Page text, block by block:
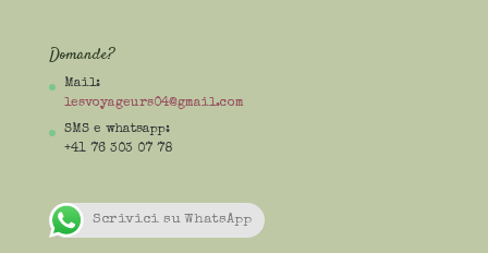
Domande?
Mail:
lesvoyageurs04@gmail.com
SMS e whatsapp:
+41 76 303 07 78
Scrivici su WhatsApp